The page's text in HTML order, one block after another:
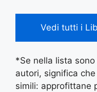
Vedi tutti i
*Se nella lista
autori, significa
simili: approfittane